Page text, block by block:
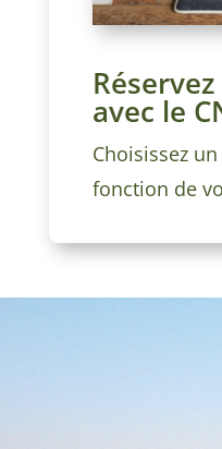
avec le
Choisissez
fonction de